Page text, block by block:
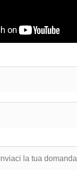
Inviaci la tua domanda